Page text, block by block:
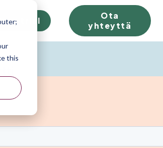
this
trial
Ota
yhteyttä